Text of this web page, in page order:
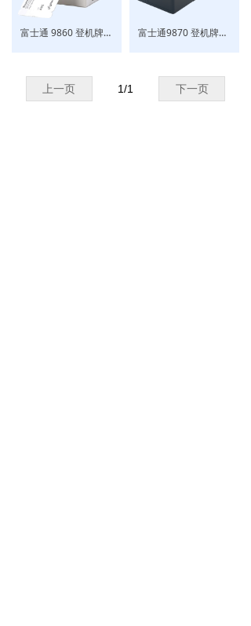
富士通 9860 登机牌行李牌打印机 富士通9870 登机牌行李牌打印机（RFID可选）
上一页 下一页
1/1